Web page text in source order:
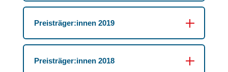
Preisträger:innen 2019
Preisträger:innen 2018